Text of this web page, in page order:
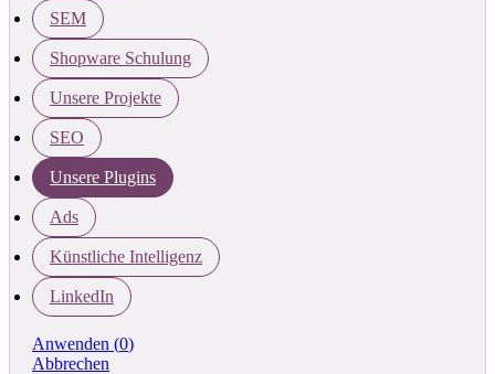
SEM
Shopware Schulung
Unsere Projekte
SEO
Unsere Plugins
Ads
Künstliche Intelligenz
LinkedIn
Anwenden (0)
Abbrechen